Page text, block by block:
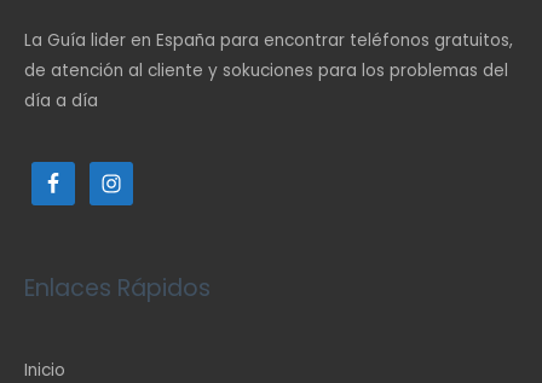
La Guía lider en España para encontrar teléfonos gratuitos,
de atención al cliente y sokuciones para los problemas del
día a día
Enlaces Rápidos
Inicio